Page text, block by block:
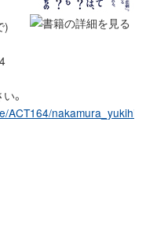
)
。
ACT164/